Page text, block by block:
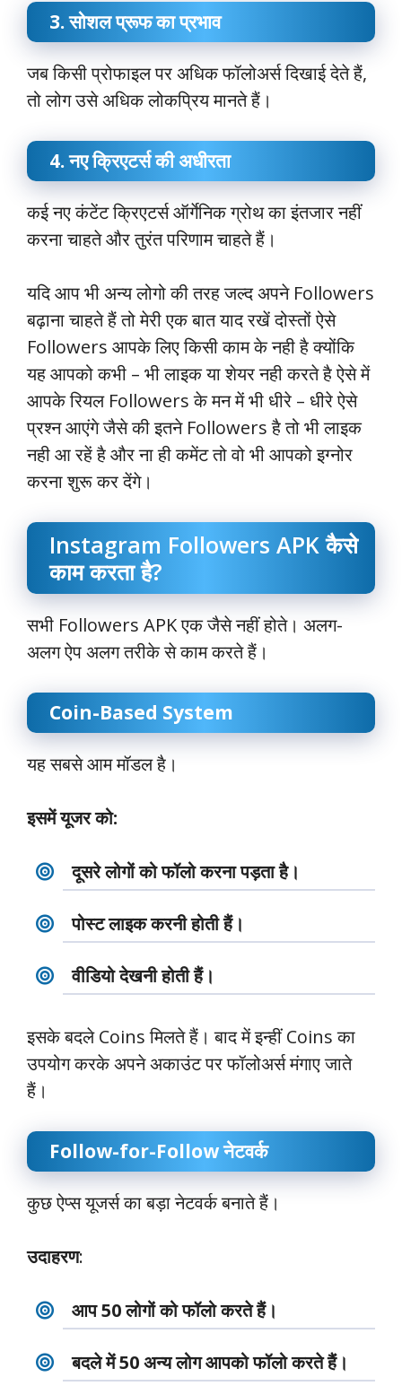
3. सोशल प्रूफ का प्रभाव
जब किसी प्रोफाइल पर अधिक फॉलोअर्स दिखाई देते हैं,
तो लोग उसे अधिक लोकप्रिय मानते हैं।
4. नए क्रिएटर्स की अधीरता
कई नए कंटेंट क्रिएटर्स ऑर्गेनिक ग्रोथ का इंतजार नहीं
करना चाहते और तुरंत परिणाम चाहते हैं।
यदि आप भी अन्य लोगो की तरह जल्द अपने Followers
बढ़ाना चाहते हैं तो मेरी एक बात याद रखें दोस्तों ऐसे
Followers आपके लिए किसी काम के नही है क्योंकि
यह आपको कभी – भी लाइक या शेयर नही करते है ऐसे में
आपके रियल Followers के मन में भी धीरे – धीरे ऐसे
प्रश्न आएंगे जैसे की इतने Followers है तो भी लाइक
नही आ रहें है और ना ही कमेंट तो वो भी आपको इग्नोर
करना शुरू कर देंगे।
Instagram Followers APK कैसे
काम करता है?
सभी Followers APK एक जैसे नहीं होते। अलग-
अलग ऐप अलग तरीके से काम करते हैं।
Coin-Based System
यह सबसे आम मॉडल है।
इसमें यूजर को:
दूसरे लोगों को फॉलो करना पड़ता है।
पोस्ट लाइक करनी होती हैं।
वीडियो देखनी होती हैं।
इसके बदले Coins मिलते हैं। बाद में इन्हीं Coins का
उपयोग करके अपने अकाउंट पर फॉलोअर्स मंगाए जाते
हैं।
Follow-for-Follow नेटवर्क
कुछ ऐप्स यूजर्स का बड़ा नेटवर्क बनाते हैं।
उदाहरण:
आप 50 लोगों को फॉलो करते हैं।
बदले में 50 अन्य लोग आपको फॉलो करते हैं।